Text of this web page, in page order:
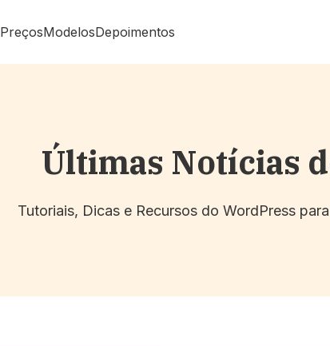
PreçosModelosDepoimentos
Últimas Notícias
Tutoriais, Dicas e Recursos do WordPress